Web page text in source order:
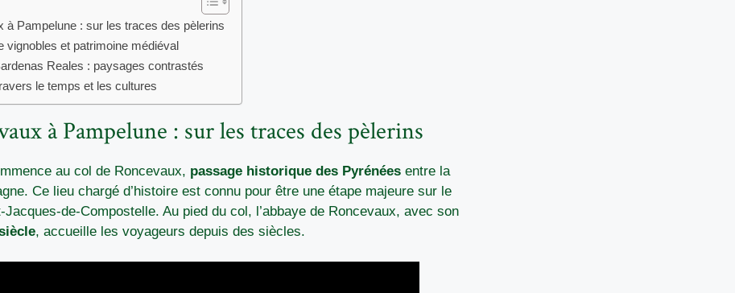
à Pampelune : sur les traces des pèlerins
vignobles et patrimoine médiéval
Reales : paysages contrastés
le temps et les cultures
à Pampelune : sur les traces des pèlerins
au col de Roncevaux, passage historique des Pyrénées entre la
Ce lieu chargé d’histoire est connu pour être une étape majeure sur le
Jacques-de-Compostelle. Au pied du col, l’abbaye de Roncevaux, avec son
, accueille les voyageurs depuis des siècles.